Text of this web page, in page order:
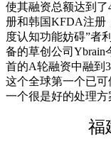
使其融资总额达到
册和韩国KFDA注册
度认知功能妨碍”者
备的草创公司Ybrain
首的A轮融资中融到
这个全球第一个已
一个很是好的处理方
福